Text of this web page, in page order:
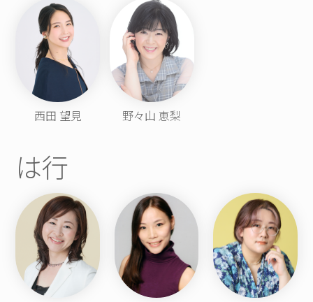
西田 望見 野々山 恵梨
は行